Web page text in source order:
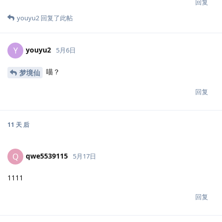
回复
youyu2 回复了此帖
Y youyu2 5月6日
梦境仙 喵？
回复
11 天 后
Q qwe5539115 5月17日
1111
回复